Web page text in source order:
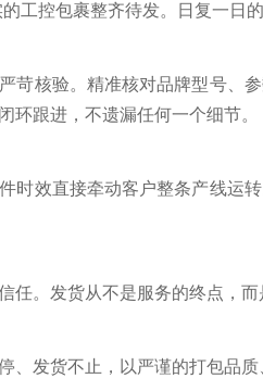
工控包裹整齐待发。日复一日
苛核验。精准核对品牌型号、
环跟进，不遗漏任何一个细节。
时效直接牵动客户整条产线运
任。发货从不是服务的终点，
、发货不止，以严谨的打包品